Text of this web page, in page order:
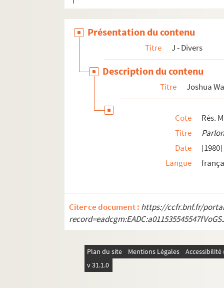
Présentation du contenu
Titre J - Divers
Description du contenu
Titre Joshua
Cote
Rés.
Titre
Date
[1980]
Langue
Citer ce document : https://ccfr.bnf.fr/
Plan du site Mentions Légales
v 31.1.0